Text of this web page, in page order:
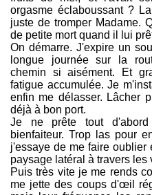
orgasme éclaboussant ?
juste de tromper Madame.
de petite mort quand il lui
On démarre. J'expire un
longue journée sur la
chemin si aisément. Et
fatigue accumulée. Je
enfin me délasser. Lâcher
déjà à bon port.
Je ne prête tout
bienfaiteur. Trop las pour
j'essaye de me faire oublier
paysage latéral à travers les
Puis très vite je me rends
me jette des coups d'œil